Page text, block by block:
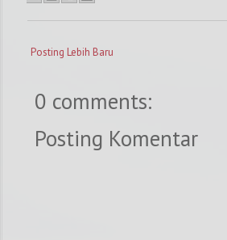
Posting Lebih Baru
0 comments:
Posting Komentar